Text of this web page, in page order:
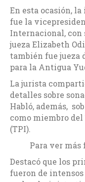
En esta ocasión,
fue la
Internacional, con
jueza Elizabeth
también fue jueza
para la Antigua
La jurista
detalles sobre
Habló, además,
como miembro
(TPI).
Para ver
Destacó que los
fueron de